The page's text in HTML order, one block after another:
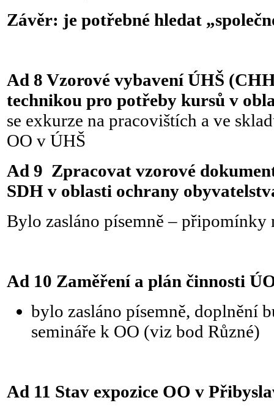
Závěr: je potřebné hledat
Ad 8 Vzorové vybavení ÚHŠ
technikou pro potřeby kursů v
se exkurze na pracovištích a ve
OO v ÚHŠ
Ad 9 Zpracovat vzorové
SDH v oblasti ochrany
Bylo zasláno písemně – připomínky
Ad 10 Zaměření a plán činnosti
bylo zasláno písemně, doplnění
semináře k OO (viz bod Různé)
Ad 11 Stav expozice OO v